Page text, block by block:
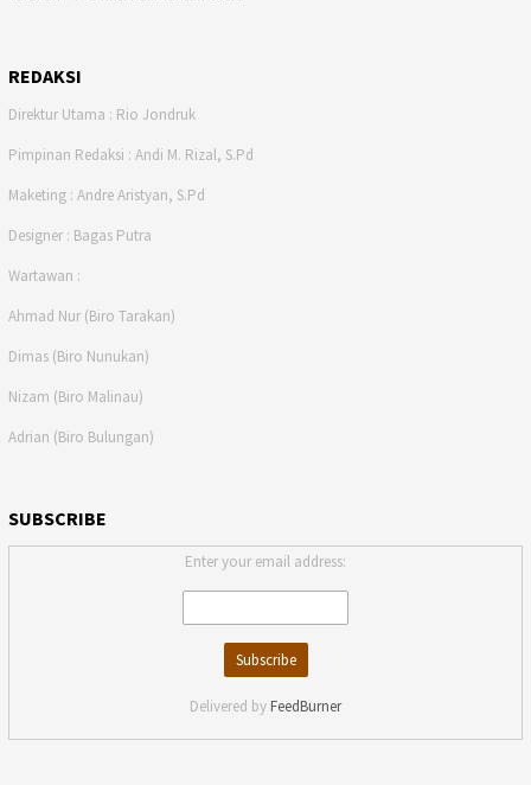
REDAKSI
Direktur Utama : Rio Jondruk
Pimpinan Redaksi : Andi M. Rizal, S.Pd
Maketing : Andre Aristyan, S.Pd
Designer : Bagas Putra
Wartawan :
Ahmad Nur (Biro Tarakan)
Dimas (Biro Nunukan)
Nizam (Biro Malinau)
Adrian (Biro Bulungan)
SUBSCRIBE
Enter your email address:
Delivered by FeedBurner